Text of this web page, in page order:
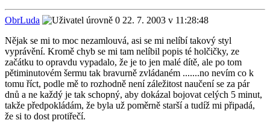
ObrLuda
22. 7. 2003 v 11:28:48
Nějak se mi to moc nezamlouvá, asi se mi nelíbí takový styl
vyprávění. Kromě chyb se mi tam nelíbil popis té holčičky, ze
začátku to opravdu vypadalo, že je to jen malé dítě, ale po tom
pětiminutovém šermu tak bravurně zvládaném .......no nevím co k
tomu říct, podle mě to rozhodně není záležitost naučení se za pár
dnů a ne každý je tak schopný, aby dokázal bojovat celých 5 minut,
takže předpokládám, že byla už poměrně starší a tudíž mi připadá,
že si to dost protiřečí.